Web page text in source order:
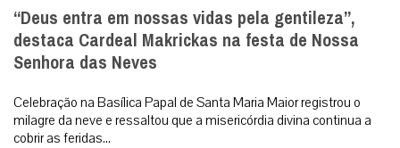
“Deus entra em nossas vidas pela gentileza”,
destaca Cardeal Makrickas na festa de Nossa
Senhora das Neves
Celebração na Basílica Papal de Santa Maria Maior registrou o
milagre da neve e ressaltou que a misericórdia divina continua a
cobrir as feridas...